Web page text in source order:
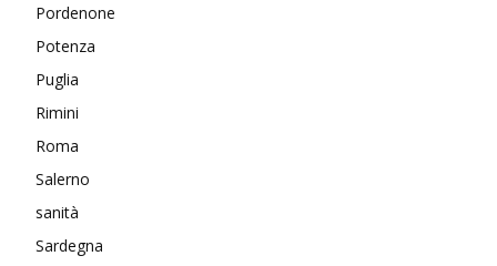
Pordenone
Potenza
Puglia
Rimini
Roma
Salerno
sanità
Sardegna